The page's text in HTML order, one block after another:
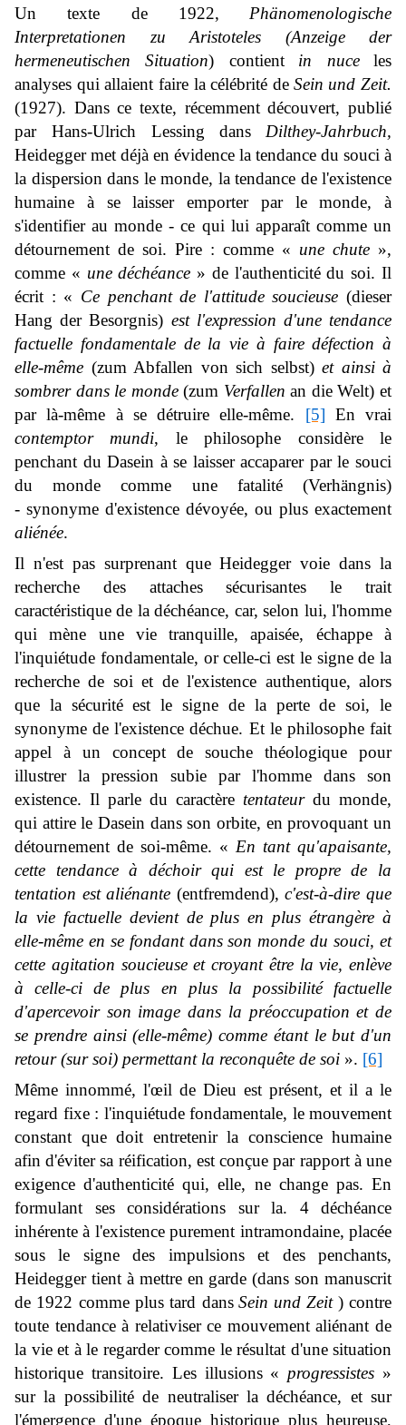
Un texte de 1922,
Phänomenologische
Interpretationen zu Aristoteles (Anzeige der
hermeneutischen Situation) contient in nuce
les
analyses qui allaient faire la célébrité de Sein und Zeit.
(1927). Dans ce texte, récemment découvert, publié
par Hans-Ulrich Lessing dans
Dilthey-Jahrbuch,
Heidegger met déjà en évidence la tendance du souci à
la dispersion dans le monde, la tendance de l'existence
humaine à se laisser emporter par le monde, à
s'identifier au monde - ce qui lui apparaît comme un
détournement de soi. Pire : comme « une chute »,
comme « une déchéance » de l'authenticité du soi. Il
écrit : « Ce penchant de l'attitude soucieuse (dieser
Hang der Besorgnis) est l'expression d'une tendance
factuelle fondamentale de la vie à faire défection à
elle-même (zum Abfallen von sich selbst) et ainsi à
sombrer dans le monde(zum Verfallen an die Welt) et
par là-même à se détruire elle-même. [5] En vrai
contemptor mundi, le philosophe considère le
penchant du Dasein à se laisser accaparer par le souci
du monde comme une fatalité (Verhängnis)
- synonyme d'existence dévoyée, ou plus exactement
aliénée.
Il n'est pas surprenant que Heidegger voie dans la
recherche des attaches sécurisantes le trait
caractéristique de la déchéance, car, selon lui, l'homme
qui mène une vie tranquille, apaisée, échappe à
l'inquiétude fondamentale, or celle-ci est le signe de la
recherche de soi et de l'existence authentique, alors
que la sécurité est le signe de la perte de soi, le
synonyme de l'existence déchue. Et le philosophe fait
appel à un concept de souche théologique pour
illustrer la pression subie par l'homme dans son
existence. Il parle du caractère tentateurdu monde,
qui attire le Dasein dans son orbite, en provoquant un
détournement de soi-même. « En tant qu'apaisante,
cette tendance à déchoir qui est le propre de la
tentation est aliénante (entfremdend),c'est-à-dire que
la vie factuelle devient de plus en plus étrangère à
elle-même en se fondant dans son monde du souci, et
cette agitation soucieuse et croyant être la vie, enlève
à celle-ci de plus en plus la possibilité factuelle
d'apercevoir son image dans la préoccupation et de
se prendre ainsi (elle-même) comme étant le but d'un
retour (sur soi) permettant la reconquête de soi ». [6]
Même innommé, l'œil de Dieu est présent, et il a le
regard fixe : l'inquiétude fondamentale, le mouvement
constant que doit entretenir la conscience humaine
afin d'éviter sa réification, est conçue par rapport à une
exigence d'authenticité qui, elle, ne change pas. En
formulant ses considérations sur la. 4 déchéance
inhérente à l'existence purement intramondaine, placée
sous le signe des impulsions et des penchants,
Heidegger tient à mettre en garde (dans son manuscrit
de 1922 comme plus tard dans Sein und Zeit ) contre
toute tendance à relativiser ce mouvement aliénant de
la vie et à le regarder comme le résultat d'une situation
historique transitoire. Les illusions «progressistes »
sur la possibilité de neutraliser la déchéance, et sur
l'émergence d'une époque historique plus heureuse,